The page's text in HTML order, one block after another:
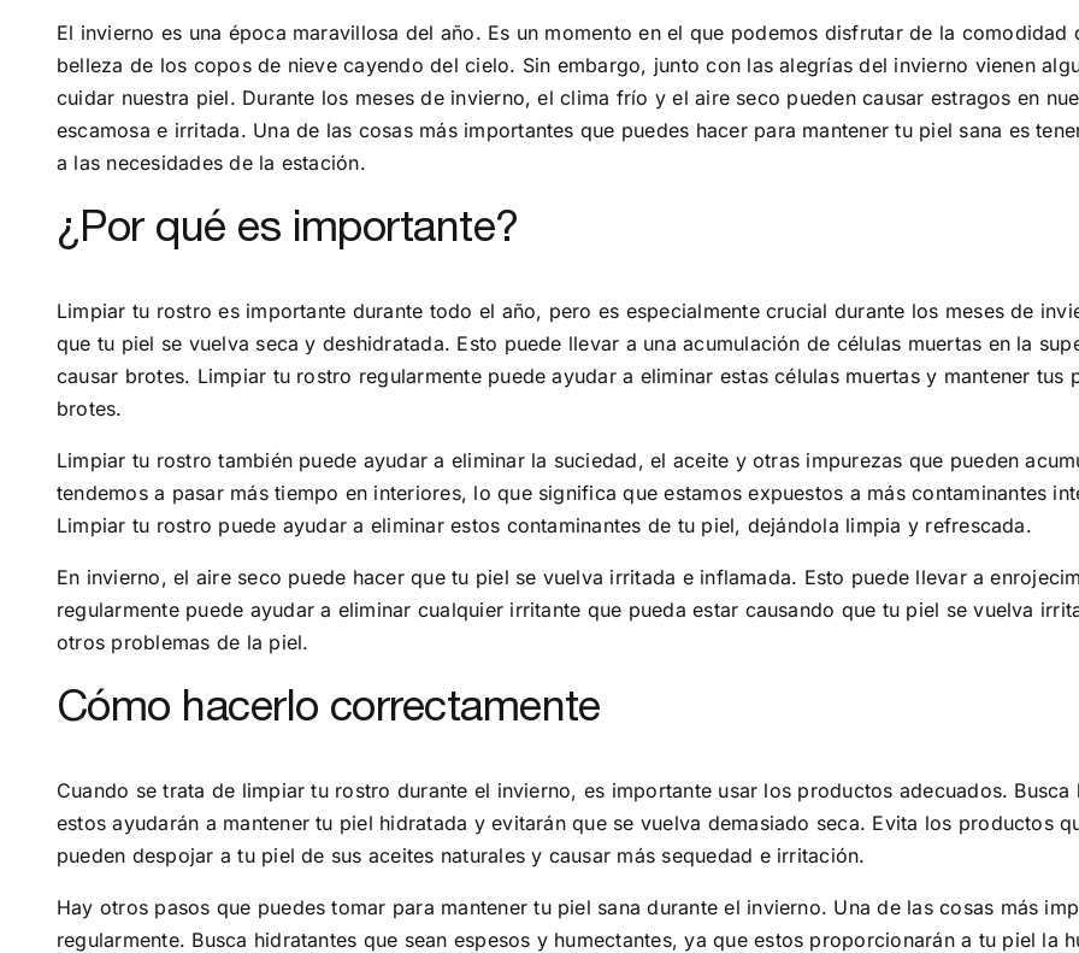
El invierno es una época maravillosa del año. Es un momento en el que podemos disfrutar de la
belleza de los copos de nieve cayendo del cielo. Sin embargo, junto con las alegrías del invierno vienen
cuidar nuestra piel. Durante los meses de invierno, el clima frío y el aire seco pueden causar estragos en
escamosa e irritada. Una de las cosas más importantes que puedes hacer para mantener tu piel sana es
a las necesidades de la estación.
¿Por qué es importante?
Limpiar tu rostro es importante durante todo el año, pero es especialmente crucial durante los meses de
que tu piel se vuelva seca y deshidratada. Esto puede llevar a una acumulación de células muertas en la
causar brotes. Limpiar tu rostro regularmente puede ayudar a eliminar estas células muertas y mantener
brotes.
Limpiar tu rostro también puede ayudar a eliminar la suciedad, el aceite y otras impurezas que pueden
tendemos a pasar más tiempo en interiores, lo que significa que estamos expuestos a más contaminantes
Limpiar tu rostro puede ayudar a eliminar estos contaminantes de tu piel, dejándola limpia y refrescada.
En invierno, el aire seco puede hacer que tu piel se vuelva irritada e inflamada. Esto puede llevar a
regularmente puede ayudar a eliminar cualquier irritante que pueda estar causando que tu piel se vuelva
otros problemas de la piel.
Cómo hacerlo correctamente
Cuando se trata de limpiar tu rostro durante el invierno, es importante usar los productos adecuados.
estos ayudarán a mantener tu piel hidratada y evitarán que se vuelva demasiado seca. Evita los productos
pueden despojar a tu piel de sus aceites naturales y causar más sequedad e irritación.
Hay otros pasos que puedes tomar para mantener tu piel sana durante el invierno. Una de las cosas más
regularmente. Busca hidratantes que sean espesos y humectantes, ya que estos proporcionarán a tu piel la